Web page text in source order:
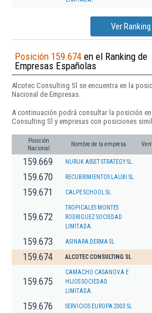
Ver
Posición 159.674 en el Ranking de
Empresas Españolas
Alcotec Consulting Sl se encuentra en la
Nacional de Empresas.
A continuación podrá consultar la posición
Consulting Sl y empresas con posiciones
Posición
Nacional
Nombre de la empresa
159.669 NURUK ASSET STRATEGY SL.
159.670 RECUBRIMIENTOS LAUBI SL
159.671 CALPE SCHOOL SL
159.672
TROPICALES MONTES
RODRIGUEZ SOCIEDAD
LIMITADA.
159.673 ASINARA DERMA SL
159.674 ALCOTEC CONSULTING SL
159.675
CAMACHO CASANOVA E
HIJOS SOCIEDAD
LIMITADA.
159.676 SERVICIOS EUROPA 2003 SL